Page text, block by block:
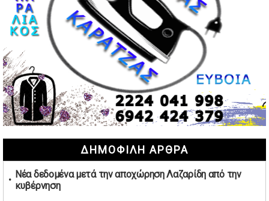
Η Αθηνά Λινού αφήνει ανοιχτό το ενδεχόμενο ένταξης
στον νέο πολιτικό φορέα Τσίπρα
02/05/2026 | 17:01
Αταμάν: Κανείς δεν έχει δικαίωμα να μιλά για τον πρόεδρο
και την οικογένειά του
02/05/2026 | 15:59
Μαρινάκης: Ο Ανδρουλάκης υπαναχώρησε στις
συμφωνίες για τις Ανεξάρτητες Αρχές
02/05/2026 | 09:36
Ψηφιακός έλεγχος στην αγορά: QR code για πωλήσεις
καπνικών και αλκοόλ σε 88.000 σημεία
02/05/2026 | 06:26
Καύσιμα αεροσκαφών: Διαβεβαιώσεις ΕΕ για επάρκεια
ΔΗΜΟΦΙΛΗ ΑΡΘΡΑ
Νέα δεδομένα μετά την αποχώρηση Λαζαρίδη από την
κυβέρνηση